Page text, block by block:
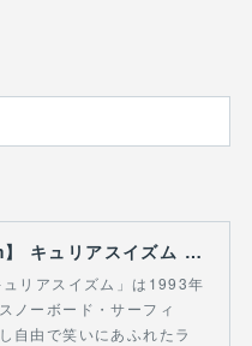
【Curious Ism】 キュリアスイズム l スノーボードショップ サーフショップ 福島県 会津若松市 郡山市 通販
リアスイズム」は1993年
ノーボード・サーフィ
自由で笑いにあふれたラ